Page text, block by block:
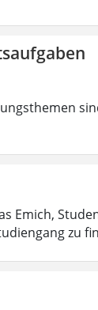
Emich,
zu